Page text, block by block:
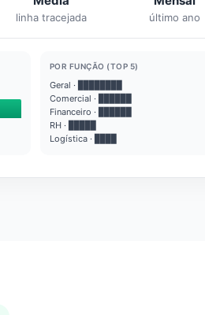
linha tracejada último ano
POR FUNÇÃO (TOP 5)
Geral · ████████
Comercial · ██████
Financeiro · ██████
RH · █████
Logística · ████